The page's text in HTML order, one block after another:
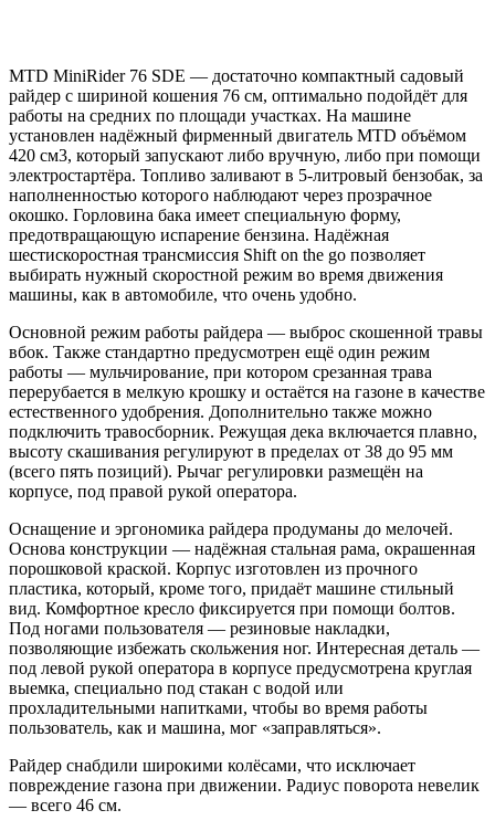
MTD MiniRider 76 SDE — достаточно компактный садовый
райдер с шириной кошения 76 см, оптимально подойдёт для
работы на средних по площади участках. На машине
установлен надёжный фирменный двигатель MTD объёмом
420 см3, который запускают либо вручную, либо при помощи
электростартёра. Топливо заливают в 5-литровый бензобак, за
наполненностью которого наблюдают через прозрачное
окошко. Горловина бака имеет специальную форму,
предотвращающую испарение бензина. Надёжная
шестискоростная трансмиссия Shift on the go позволяет
выбирать нужный скоростной режим во время движения
машины, как в автомобиле, что очень удобно.
Основной режим работы райдера — выброс скошенной травы
вбок. Также стандартно предусмотрен ещё один режим
работы — мульчирование, при котором срезанная трава
перерубается в мелкую крошку и остаётся на газоне в качестве
естественного удобрения. Дополнительно также можно
подключить травосборник. Режущая дека включается плавно,
высоту скашивания регулируют в пределах от 38 до 95 мм
(всего пять позиций). Рычаг регулировки размещён на
корпусе, под правой рукой оператора.
Оснащение и эргономика райдера продуманы до мелочей.
Основа конструкции — надёжная стальная рама, окрашенная
порошковой краской. Корпус изготовлен из прочного
пластика, который, кроме того, придаёт машине стильный
вид. Комфортное кресло фиксируется при помощи болтов.
Под ногами пользователя — резиновые накладки,
позволяющие избежать скольжения ног. Интересная деталь —
под левой рукой оператора в корпусе предусмотрена круглая
выемка, специально под стакан с водой или
прохладительными напитками, чтобы во время работы
пользователь, как и машина, мог «заправляться».
Райдер снабдили широкими колёсами, что исключает
повреждение газона при движении. Радиус поворота невелик
— всего 46 см.